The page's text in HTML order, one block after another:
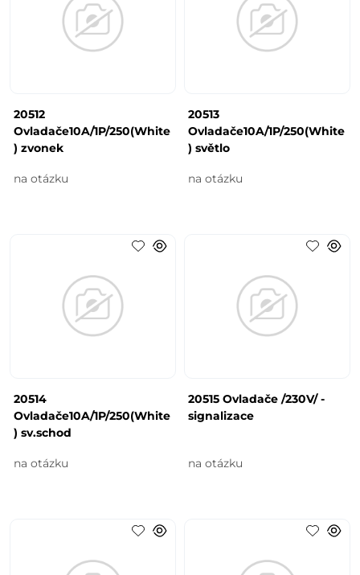
20512
Ovladače10A/1P/250(White
) zvonek
na otázku
20513
Ovladače10A/1P/250(White
) světlo
na otázku
20514
Ovladače10A/1P/250(White
) sv.schod
na otázku
20515 Ovladače /230V/ -
signalizace
na otázku